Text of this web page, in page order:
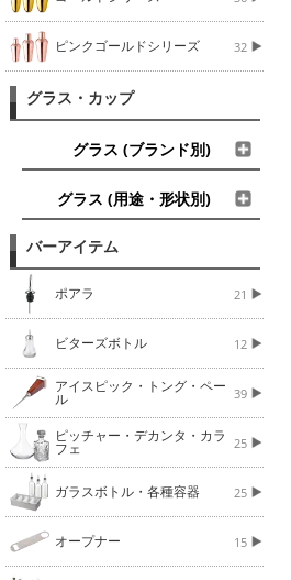
ピンクゴールドシリーズ 32
グラス・カップ
グラス (ブランド別)
グラス (用途・形状別)
バーアイテム
ポアラ 21
ビターズボトル 12
アイスピック・トング・ペー
ル 39
ピッチャー・デカンタ・カラ
フェ 25
ガラスボトル・各種容器 25
オープナー 15